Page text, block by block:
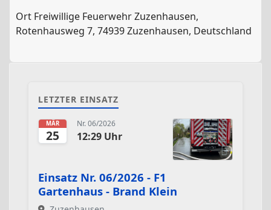
Ort Freiwillige Feuerwehr Zuzenhausen,
Rotenhausweg 7, 74939 Zuzenhausen, Deutschland
LETZTER EINSATZ
MÄR
25
Nr. 06/2026
12:29 Uhr
Einsatz Nr. 06/2026 - F1
Gartenhaus - Brand Klein